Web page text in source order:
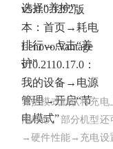
选择“养护”
v5.0.0.3292版
本：首页→耗电
排行→点击“养
护”
Lenovo Vantage
v10.2110.17.0：
我的设备→电源
管理→开启“节
电模式”
养护模式默认将充电
池寿命。部分机型还
→硬件性能→充电设